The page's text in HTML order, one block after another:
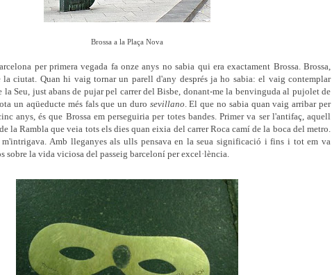
Brossa a la Plaça Nova
per primera vegada fa onze anys no sabia qui era exactament Brossa. Brossa,
la ciutat. Quan hi vaig tornar un parell d'any després ja ho sabia: el vaig contemplar
la Seu, just abans de pujar pel carrer del Bisbe, donant-me la benvinguda al pujolet de
un aqüeducte més fals que un duro sevillano. El que no sabia quan vaig arribar per
anys, és que Brossa em perseguiria per totes bandes. Primer va ser l'antifaç, aquell
la Rambla que veia tots els dies quan eixia del carrer Roca camí de la boca del metro.
m'intrigava. Amb lleganyes als ulls pensava en la seua significació i fins i tot em va
sobre la vida viciosa del passeig barceloní per excel·lència.